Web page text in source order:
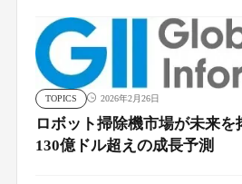
TOPICS 2026年2月26日
ロボット掃除機市場が未来を
130億ドル超えの成長予測